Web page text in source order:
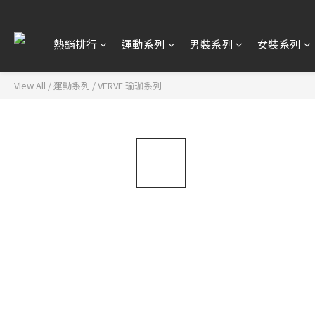
熱銷排行 運動系列 男裝系列 女裝系列
View All /運動系列 /VERVE 瑜珈系列